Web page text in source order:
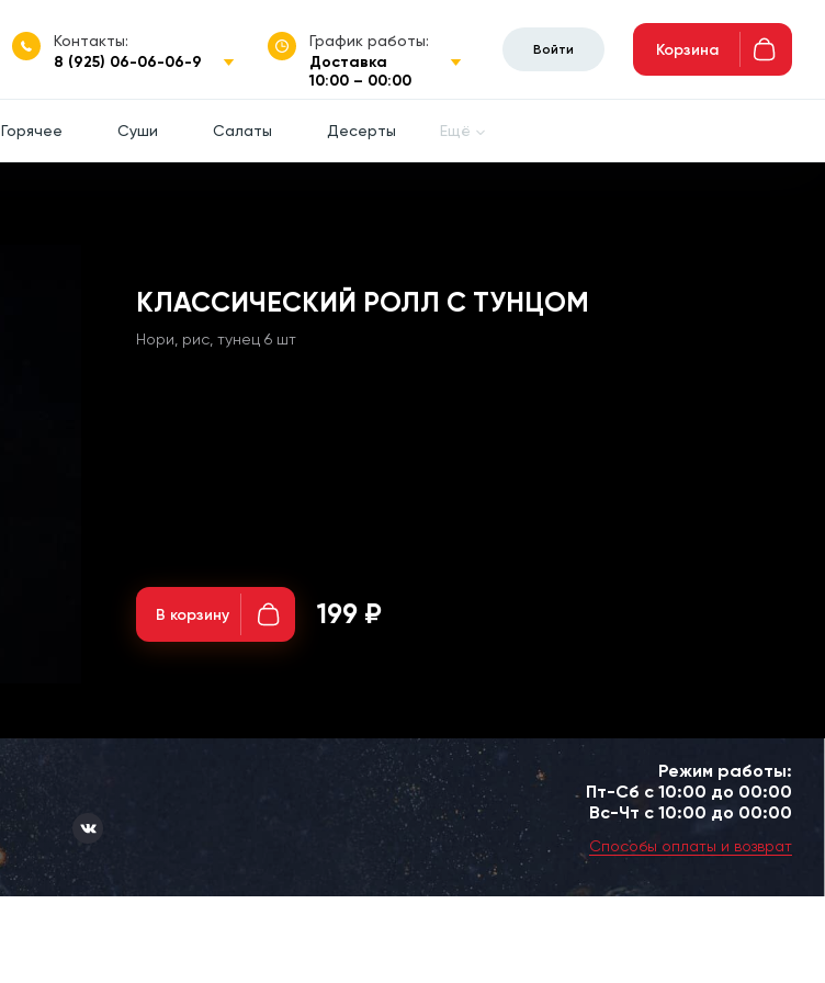
Контакты:
8 (925) 06-06-06-9
График работы:
Доставка
10:00 – 00:00
Войти Корзина
Горячее Суши Салаты Десерты Ещё
КЛАССИЧЕСКИЙ РОЛЛ С ТУНЦОМ
Нори, рис, тунец 6 шт
В корзину 199 ₽
Режим работы:
Пт-Сб с 10:00 до 00:00
Вс-Чт с 10:00 до 00:00
Способы оплаты и возврат